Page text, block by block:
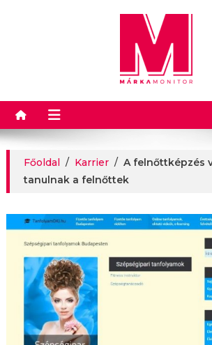
Márkamonitor
Főoldal / Karrier / A felnőttképzés
tanulnak a felnőttek